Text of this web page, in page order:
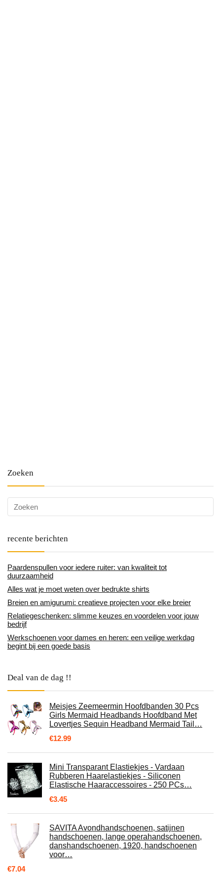
Zoeken
recente berichten
Paardenspullen voor iedere ruiter: van kwaliteit tot
duurzaamheid
Alles wat je moet weten over bedrukte shirts
Breien en amigurumi: creatieve projecten voor elke breier
Relatiegeschenken: slimme keuzes en voordelen voor jouw
bedrijf
Werkschoenen voor dames en heren: een veilige werkdag
begint bij een goede basis
Deal van de dag !!
Meisjes Zeemeermin Hoofdbanden 30 Pcs
Girls Mermaid Headbands Hoofdband Met
Lovertjes Sequin Headband Mermaid Tail…
€12.99
Mini Transparant Elastiekjes - Vardaan
Rubberen Haarelastiekjes - Siliconen
Elastische Haaraccessoires - 250 PCs…
€3.45
SAVITA Avondhandschoenen, satijnen
handschoenen, lange operahandschoenen,
danshandschoenen, 1920, handschoenen
voor…
€7.04